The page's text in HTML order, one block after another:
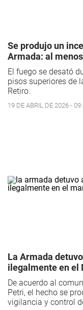
Se produjo un
Armada: al
El fuego se desató
pisos superiores de
Retiro.
19 DE ABRIL DE 2026 -
La Armada
ilegalmente en el
De acuerdo al
Petri, el hecho se
vigilancia y control